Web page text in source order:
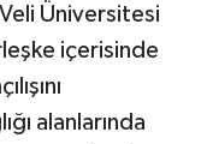
Üniversitesi
içerisinde
alanlarında